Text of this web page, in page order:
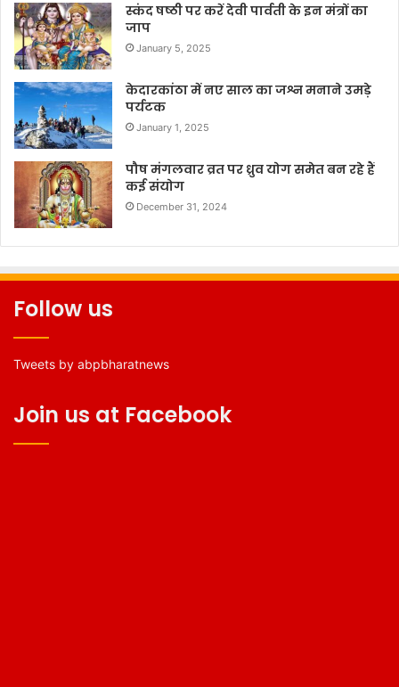
स्कंद षष्ठी पर करें देवी पार्वती के इन मंत्रों का
जाप
January 5, 2025
केदारकांठा में नए साल का जश्न मनाने उमड़े
पर्यटक
January 1, 2025
पौष मंगलवार व्रत पर ध्रुव योग समेत बन रहे हैं
कई संयोग
December 31, 2024
Follow us
Tweets by abpbharatnews
Join us at Facebook